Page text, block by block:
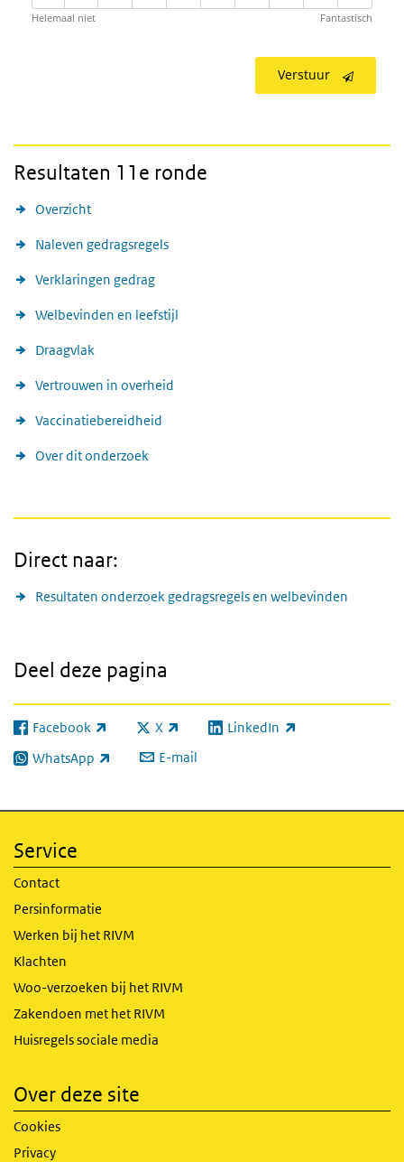
Helemaal niet Fantastisch
Verstuur
Resultaten 11e ronde
Overzicht
Naleven gedragsregels
Verklaringen gedrag
Welbevinden en leefstijl
Draagvlak
Vertrouwen in overheid
Vaccinatiebereidheid
Over dit onderzoek
Direct naar:
Resultaten onderzoek gedragsregels en welbevinden
Deel deze pagina
Facebook
(externe link) X
(externe link) LinkedIn
(externe link)
WhatsApp
(externe link) E-mail
Service
Contact
Persinformatie
Werken bij het RIVM
Klachten
Woo-verzoeken bij het RIVM
Zakendoen met het RIVM
Huisregels sociale media
Over deze site
Cookies
Privacy